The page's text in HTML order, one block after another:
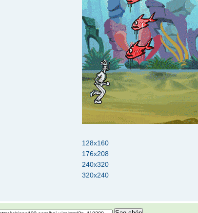
128x160
176x208
240x320
320x240